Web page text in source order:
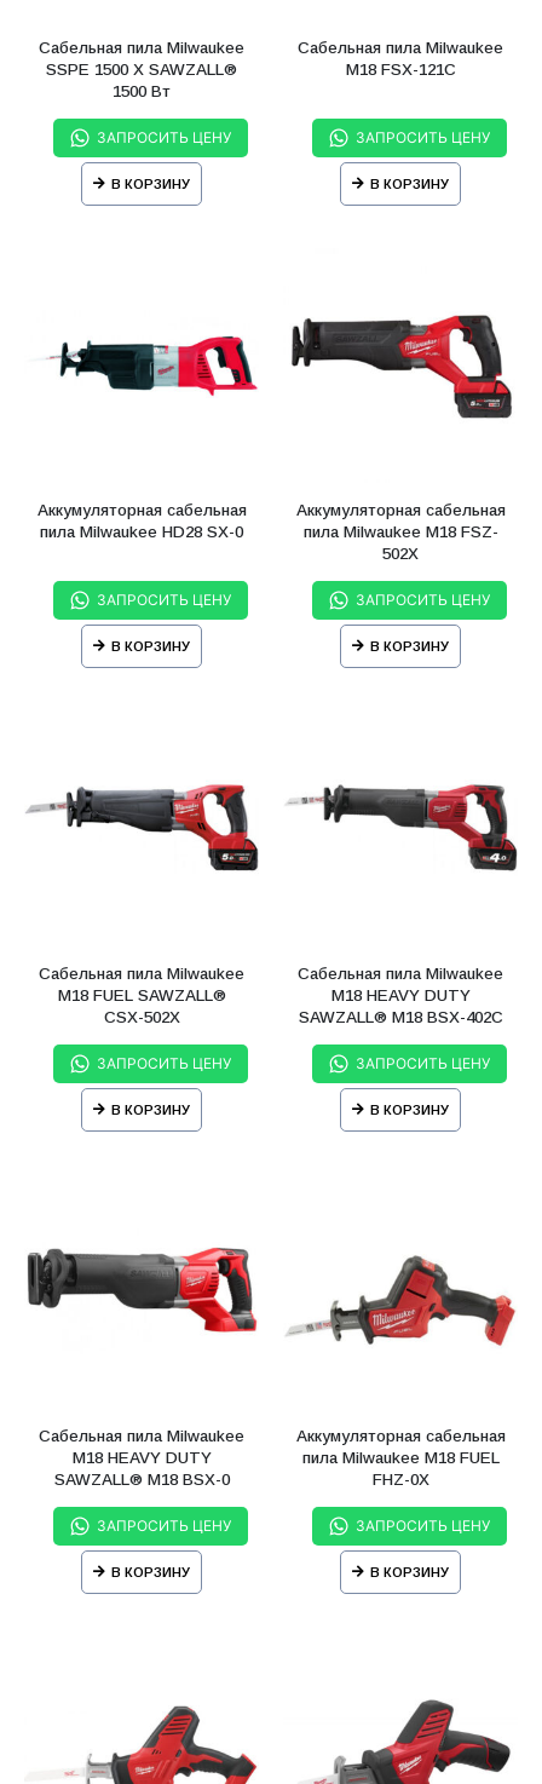
Сабельная пила Milwaukee
SSPE 1500 X SAWZALL®
1500 Вт
ЗАПРОСИТЬ ЦЕНУ
В КОРЗИНУ
Сабельная пила Milwaukee
M18 FSX-121C
ЗАПРОСИТЬ ЦЕНУ
В КОРЗИНУ
Аккумуляторная сабельная
пила Milwaukee HD28 SX-0
ЗАПРОСИТЬ ЦЕНУ
В КОРЗИНУ
Аккумуляторная сабельная
пила Milwaukee M18 FSZ-
502X
ЗАПРОСИТЬ ЦЕНУ
В КОРЗИНУ
Сабельная пила Milwaukee
М18 FUEL SAWZALL®
CSX-502X
ЗАПРОСИТЬ ЦЕНУ
В КОРЗИНУ
Сабельная пила Milwaukee
M18 HEAVY DUTY
SAWZALL® M18 BSX-402C
ЗАПРОСИТЬ ЦЕНУ
В КОРЗИНУ
Сабельная пила Milwaukee
M18 HEAVY DUTY
SAWZALL® M18 BSX-0
ЗАПРОСИТЬ ЦЕНУ
В КОРЗИНУ
Аккумуляторная сабельная
пила Milwaukee M18 FUEL
FHZ-0X
ЗАПРОСИТЬ ЦЕНУ
В КОРЗИНУ